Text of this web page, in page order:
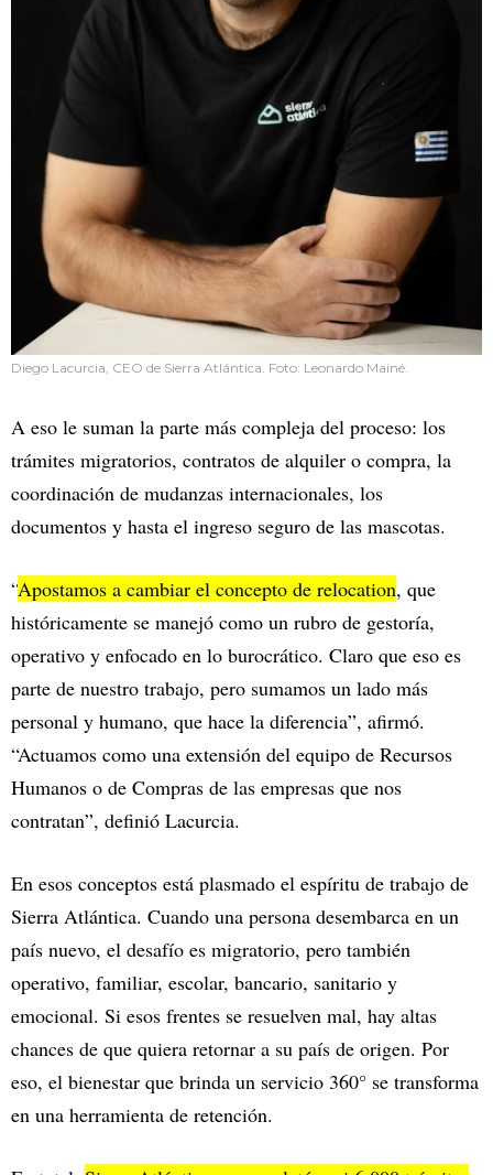
Diego Lacurcia, CEO de Sierra Atlántica. Foto: Leonardo Mainé.
A eso le suman la parte más compleja del proceso: los
trámites migratorios, contratos de alquiler o compra, la
coordinación de mudanzas internacionales, los
documentos y hasta el ingreso seguro de las mascotas.
“Apostamos a cambiar el concepto de relocation, que
históricamente se manejó como un rubro de gestoría,
operativo y enfocado en lo burocrático. Claro que eso es
parte de nuestro trabajo, pero sumamos un lado más
personal y humano, que hace la diferencia”, afirmó.
“Actuamos como una extensión del equipo de Recursos
Humanos o de Compras de las empresas que nos
contratan”, definió Lacurcia.
En esos conceptos está plasmado el espíritu de trabajo de
Sierra Atlántica. Cuando una persona desembarca en un
país nuevo, el desafío es migratorio, pero también
operativo, familiar, escolar, bancario, sanitario y
emocional. Si esos frentes se resuelven mal, hay altas
chances de que quiera retornar a su país de origen. Por
eso, el bienestar que brinda un servicio 360° se transforma
en una herramienta de retención.